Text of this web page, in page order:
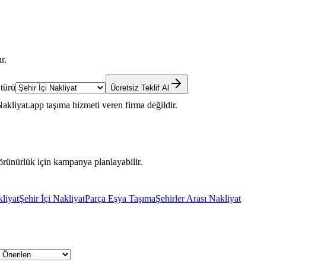
Ücretsiz Teklif Al
taşıma hizmeti veren firma değildir.
için kampanya planlayabilir.
Şehir İçi NakliyatParça Eşya TaşımaŞehirler Arası Nakliyat